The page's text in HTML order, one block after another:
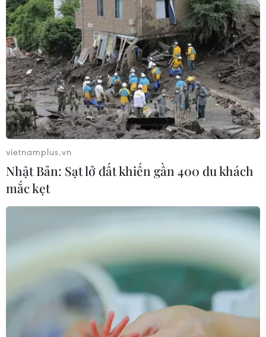
vietnamplus.vn
Nhật Bản: Sạt lở đất khiến gần 400 du khách
mắc kẹt